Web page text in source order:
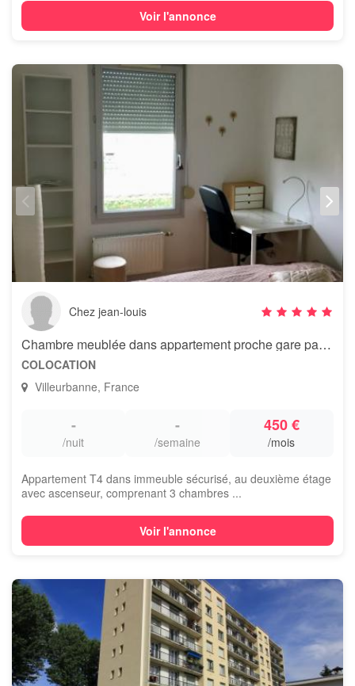
Voir l'annonce
Chez jean-louis
Chambre meublée dans appartement proche gare part Dieu
COLOCATION
Villeurbanne, France
-
/nuit
-
/semaine
450 €
/mois
Appartement T4 dans immeuble sécurisé, au deuxième étage
avec ascenseur, comprenant 3 chambres ...
Voir l'annonce